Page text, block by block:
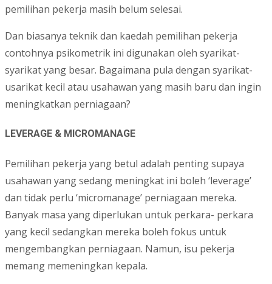
pemilihan pekerja masih belum selesai.
Dan biasanya teknik dan kaedah pemilihan pekerja
contohnya psikometrik ini digunakan oleh syarikat-
syarikat yang besar. Bagaimana pula dengan syarikat-
usarikat kecil atau usahawan yang masih baru dan ingin
meningkatkan perniagaan?
LEVERAGE & MICROMANAGE
Pemilihan pekerja yang betul adalah penting supaya
usahawan yang sedang meningkat ini boleh ‘leverage’
dan tidak perlu ‘micromanage’ perniagaan mereka.
Banyak masa yang diperlukan untuk perkara- perkara
yang kecil sedangkan mereka boleh fokus untuk
mengembangkan perniagaan. Namun, isu pekerja
memang memeningkan kepala.